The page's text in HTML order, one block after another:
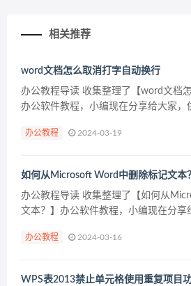
相关推荐
​word文档怎么取消打字自动换行
办公教程导读 收集整理了【​word文档
办公软件教程，小编现在分享给大家，
办公教程内容图文 方法步骤 1.用户
办公教程 2024-03-19
如何从Microsoft Word中删除标记文本？
办公教程导读 收集整理了【如何从
文本？】办公软件教程，小编现在分享
1分钟。 办公教程内容图文 Micro...
办公教程 2024-03-16
WPS表2013禁止单元格使用重复项目